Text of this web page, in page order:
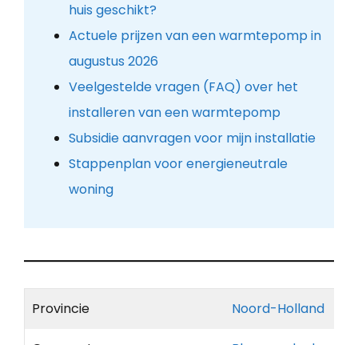
huis geschikt?
Actuele prijzen van een warmtepomp in
augustus 2026
Veelgestelde vragen (FAQ) over het
installeren van een warmtepomp
Subsidie aanvragen voor mijn installatie
Stappenplan voor energieneutrale
woning
Provincie Noord-Holland